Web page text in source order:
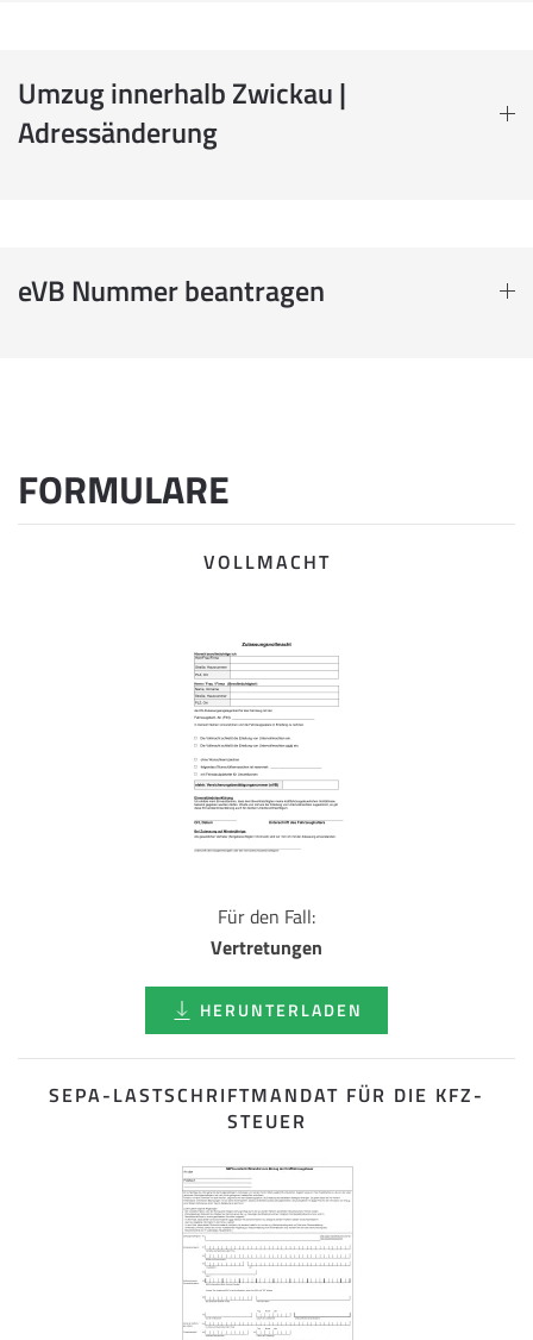
Umzug innerhalb Zwickau |
Adressänderung
eVB Nummer beantragen
FORMULARE
VOLLMACHT
Für den Fall:
Vertretungen
HERUNTERLADEN
SEPA-LASTSCHRIFT­MANDAT FÜR DIE KFZ-
STEUER